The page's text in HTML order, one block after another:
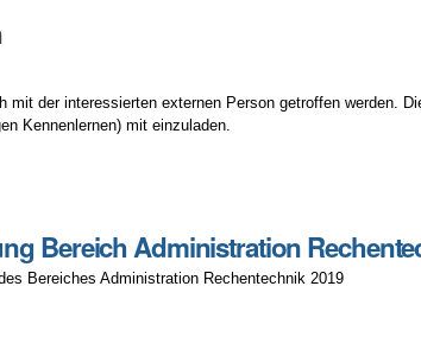
mit der interessierten externen Person getroffen werden.
Kennenlernen) mit einzuladen.
Bereich Administration
Bereiches Administration Rechentechnik 2019